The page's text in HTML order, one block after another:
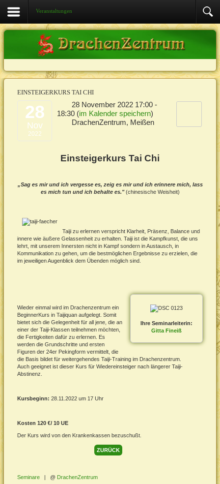
Veranstaltungen
EINSTEIGERKURS TAI CHI
28
Nov
2022
28 November 2022 17:00 -
18:30 (im Kalender speichern)
DrachenZentrum, Meißen
Einsteigerkurs Tai Chi
„Sag es mir und ich vergesse es, zeig es mir und ich erinnere mich, lass
es mich tun und ich behalte es."(chinesische Weisheit)
Taiji zu erlernen verspricht Klarheit, Präsenz, Balance und
innere wie äußere Gelassenheit zu erhalten. Taiji ist die Kampfkunst, die uns
lehrt, mit unserem Innersten nicht in Kampf sondern in Austausch, in
Kommunikation zu gehen, um die bestmöglichen Ergebnisse zu erzielen, die
im jeweiligen Augenblick dem Übenden möglich sind.
Ihre Seminarleiterin:
Gitta Fineiß
Wieder einmal wird im Drachenzentrum ein
BeginnerKurs in Taijiquan aufgelegt. Somit
bietet sich die Gelegenheit für all jene, die an
einer der Taiji-Klassen teilnehmen möchten,
die Fertigkeiten dafür zu erlernen. Es
werden die Grundschritte und ersten
Figuren der 24er Pekingform vermittelt, die
die Basis bildet für weitergehendes Taiji-Training im Drachenzentrum.
Auch geeignet ist dieser Kurs für Wiedereinsteiger nach längerer Taiji-
Abstinenz.
Kursbeginn: 28.11.2022 um 17 Uhr
Kosten 120 €/ 10 UE
Der Kurs wird von den Krankenkassen bezuschußt.
ZURÜCK
Seminare | DrachenZentrum